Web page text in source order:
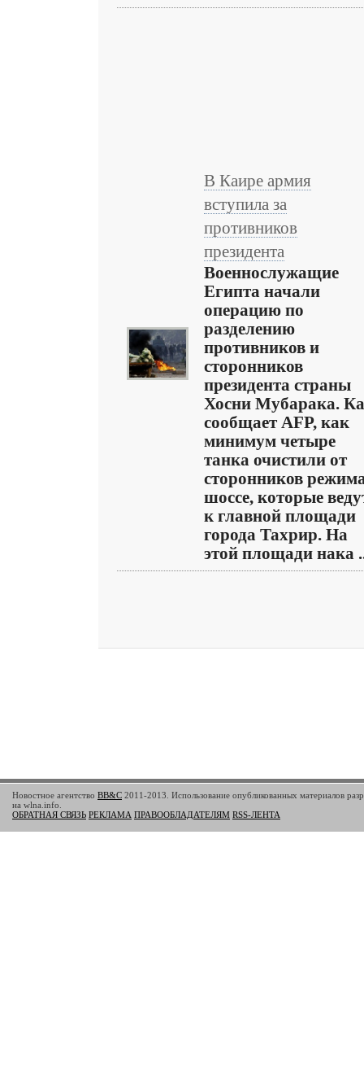
В Каире армия
вступила за
противников
президента
Военнослужащие
Египта начали
операцию по
разделению
противников и
сторонников
президента страны
Хосни Мубарака.
сообщает AFP, как
минимум четыре
танка очистили от
сторонников
шоссе, которые
к главной площади
города Тахрир. На
этой площади нака
Новостное агентство BB&C 2011-2013. Использование опубликованных материалов
на wlna.info.
ОБРАТНАЯ СВЯЗЬ РЕКЛАМА ПРАВООБЛАДАТЕЛЯМ RSS-ЛЕНТА